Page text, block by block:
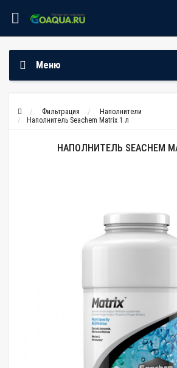
Меню
Фильтрация
Наполнители
Наполнитель Seachem Matrix 1 л
НАПОЛНИТЕЛЬ SEACHEM